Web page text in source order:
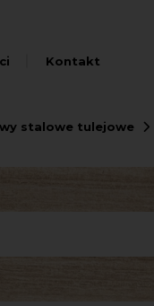
Kontakt
stalowe tulejowe